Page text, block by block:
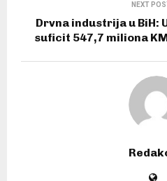
NEXT
Drvna industrija u BiH:
suficit 547,7 miliona